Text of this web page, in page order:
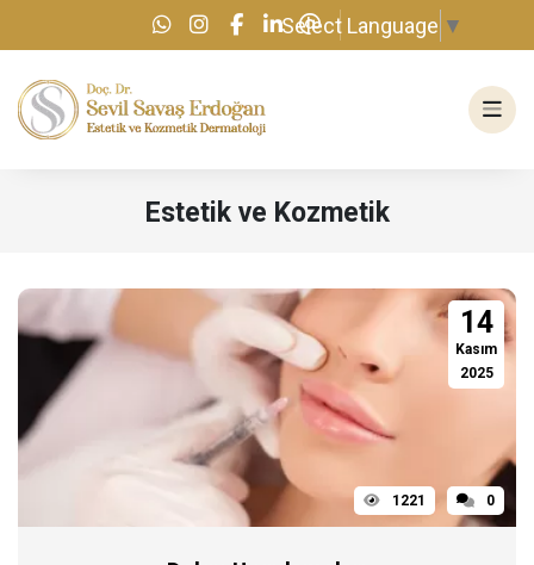
Select Language ▼
Estetik ve Kozmetik
14
Kasım
2025
1221 0